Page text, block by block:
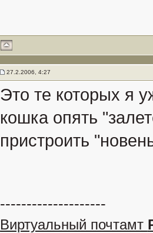
27.2.2006, 4:27
Это те которых я
кошка опять
пристроить
--------------------
Виртуальный почтамт